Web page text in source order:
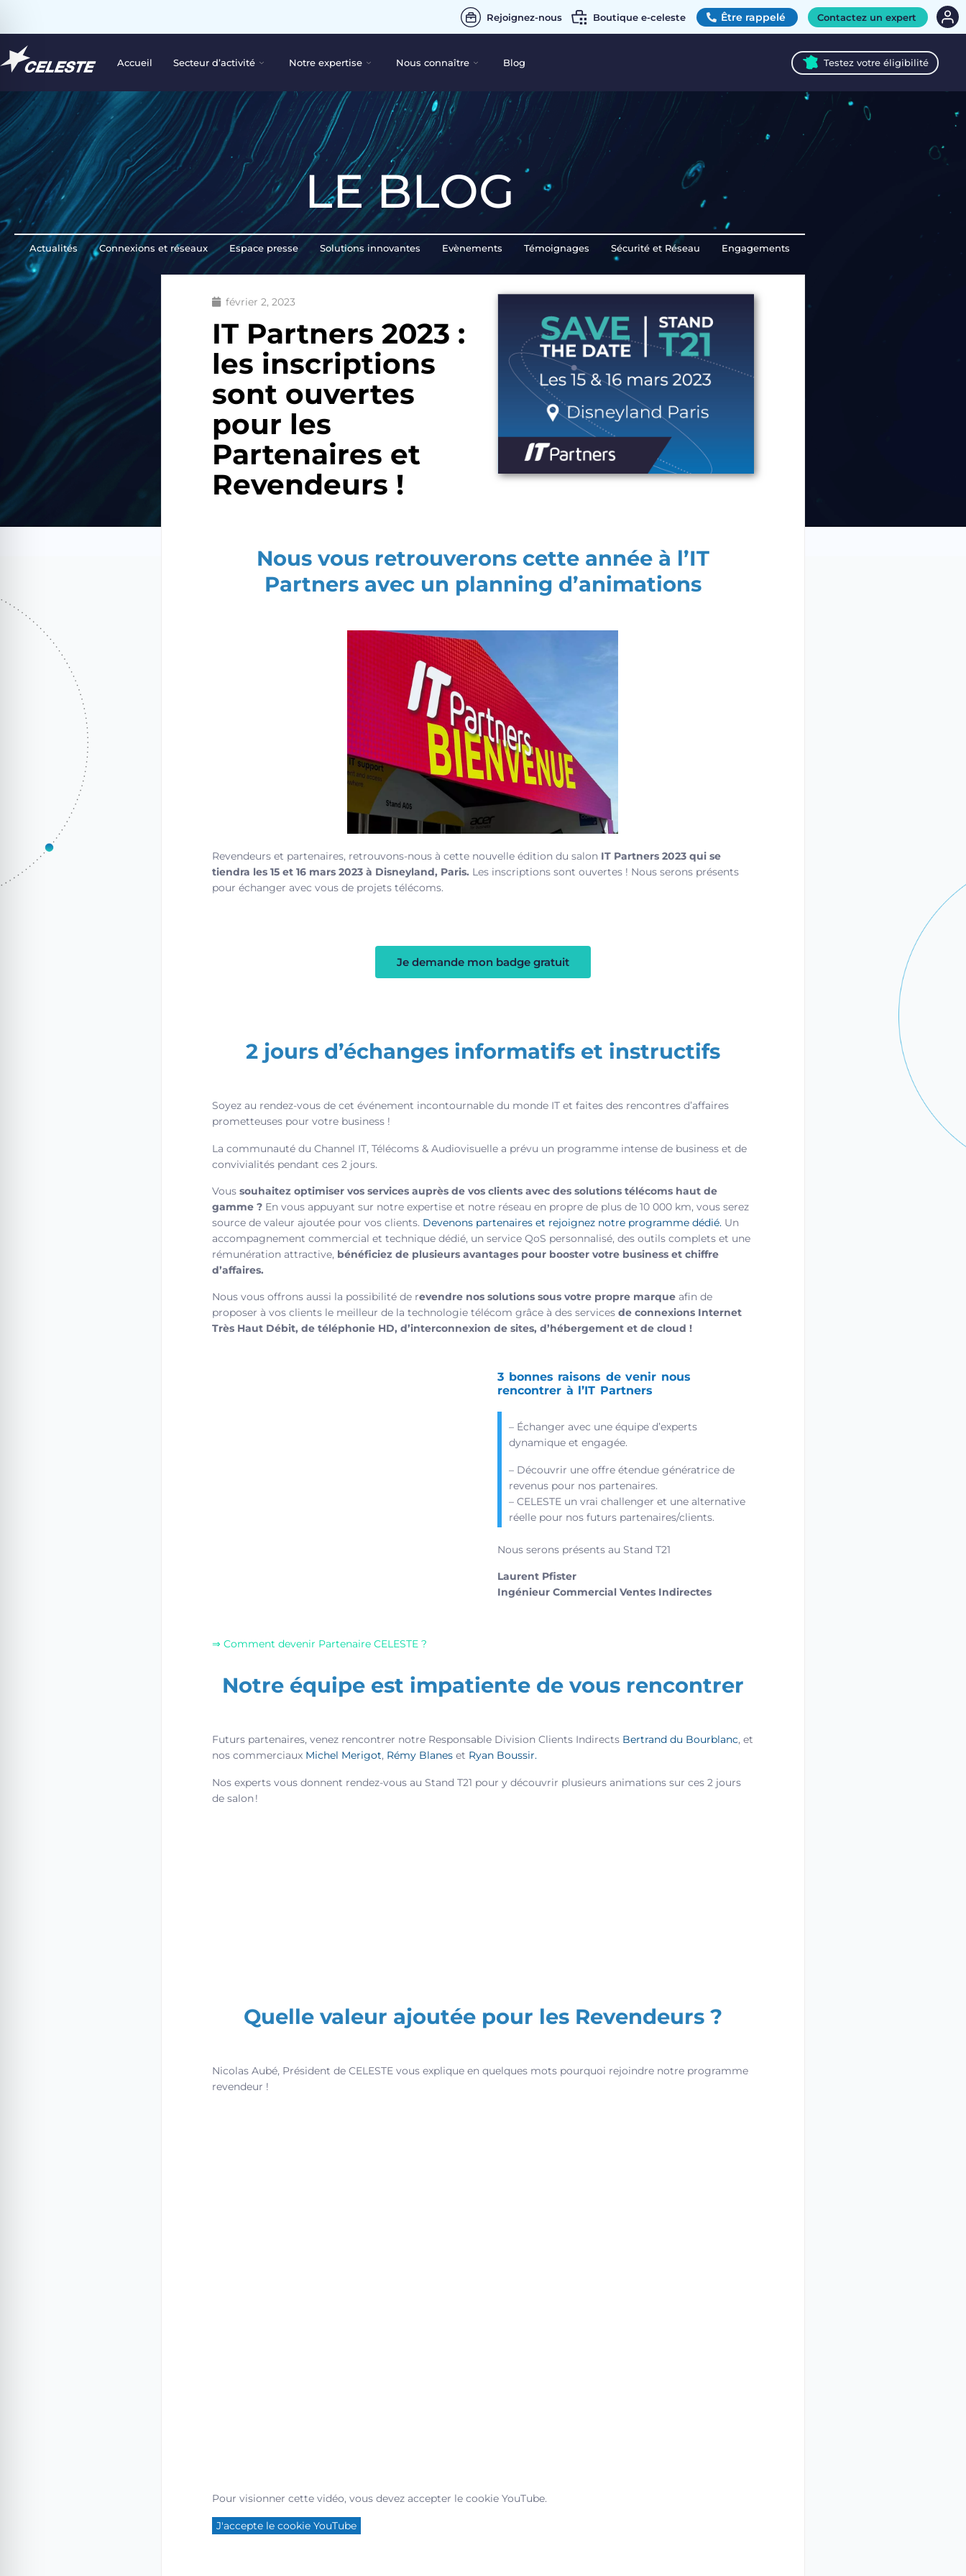
Rejoignez-nous Boutique e-celeste Être rappelé Contactez un expert
Accueil Secteur d’activité Notre expertise Nous connaître Blog Testez votre éligibilité
LE BLOG
Actualités Connexions et réseaux Espace presse Solutions innovantes Evènements Témoignages Sécurité et Réseau Engagements
février 2, 2023
IT Partners 2023 :
les inscriptions
sont ouvertes
pour les
Partenaires et
Revendeurs !
Nous vous retrouverons cette année à l’IT
Partners avec un planning d’animations
Revendeurs et partenaires, retrouvons-nous à cette nouvelle édition du salon IT Partners 2023 qui se
tiendra les 15 et 16 mars 2023 à Disneyland, Paris. Les inscriptions sont ouvertes ! Nous serons présents
pour échanger avec vous de projets télécoms.
Je demande mon badge gratuit
2 jours d’échanges informatifs et instructifs
Soyez au rendez-vous de cet événement incontournable du monde IT et faites des rencontres d’affaires
prometteuses pour votre business !
La communauté du Channel IT, Télécoms & Audiovisuelle a prévu un programme intense de business et de
convivialités pendant ces 2 jours.
Vous souhaitez optimiser vos services auprès de vos clients avec des solutions télécoms haut de
gamme ?En vous appuyant sur notre expertise et notre réseau en propre de plus de 10 000 km, vous serez
source de valeur ajoutée pour vos clients. Devenons partenaires et rejoignez notre programme dédié.Un
accompagnement commercial et technique dédié, un service QoS personnalisé, des outils complets et une
rémunération attractive, bénéficiez de plusieurs avantages pour booster votre business et chiffre
d’affaires.
Nous vous offrons aussi la possibilité de revendre nos solutions sous votre propre marqueafin de
proposer à vos clients le meilleur de la technologie télécom grâce à des services de connexions Internet
Très Haut Débit, de téléphonie HD, d’interconnexion de sites, d’hébergement et de cloud !
3 bonnes raisons de venir nous
rencontrer à l’IT Partners
– Échanger avec une équipe d’experts
dynamique et engagée.
– Découvrir une offre étendue génératrice de
revenus pour nos partenaires.
– CELESTE un vrai challenger et une alternative
réelle pour nos futurs partenaires/clients.
Nous serons présents au Stand T21
Laurent Pfister
Ingénieur Commercial Ventes Indirectes
⇒ Comment devenir Partenaire CELESTE ?
Notre équipe est impatiente de vous rencontrer
Futurs partenaires, venez rencontrer notre Responsable Division Clients Indirects Bertrand du Bourblanc, et
nos commerciaux Michel Merigot, Rémy Blaneset Ryan Boussir.
Nos experts vous donnent rendez-vous au Stand T21 pour y découvrir plusieurs animations sur ces 2 jours
de salon !
Quelle valeur ajoutée pour les Revendeurs ?
Nicolas Aubé, Président de CELESTE vous explique en quelques mots pourquoi rejoindre notre programme
revendeur !
Pour visionner cette vidéo, vous devez accepter le cookie YouTube.
J'accepte le cookie YouTube